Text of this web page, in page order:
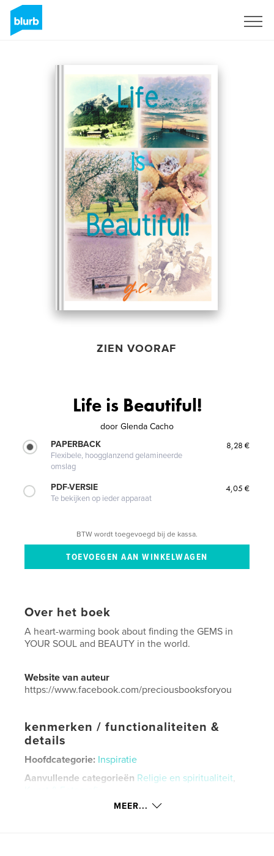
ZIEN VOORAF
Life is Beautiful!
door Glenda Cacho
PAPERBACK
Flexibele, hoogglanzend gelamineerde
omslag
8,28 €
PDF-VERSIE
Te bekijken op ieder apparaat
4,05 €
BTW wordt toegevoegd bij de kassa.
Over het boek
A heart-warming book about finding the GEMS in
YOUR SOUL and BEAUTY in the world.
Website van auteur
https://www.facebook.com/preciousbooksforyou
kenmerken / functionaliteiten &
details
Hoofdcategorie: Inspiratie
Aanvullende categorieën Religie en spiritualiteit,
15×23 cmMEER...